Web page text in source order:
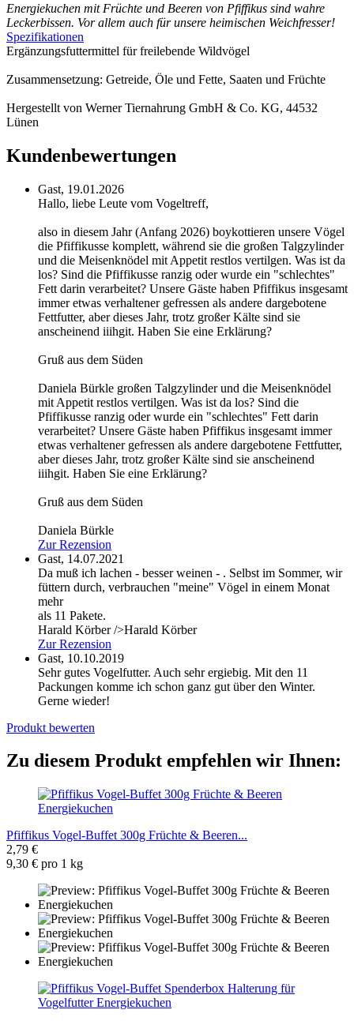
Energiekuchen mit Früchte und Beeren von Pfiffikus sind wahre
Leckerbissen. Vor allem auch für unsere heimischen Weichfresser!
Spezifikationen
Ergänzungsfuttermittel für freilebende Wildvögel
Zusammensetzung: Getreide, Öle und Fette, Saaten und Früchte
Hergestellt von Werner Tiernahrung GmbH & Co. KG, 44532
Lünen
Kundenbewertungen
Gast, 19.01.2026
Hallo, liebe Leute vom Vogeltreff,
also in diesem Jahr (Anfang 2026) boykottieren unsere Vögel
die Pfiffikusse komplett, während sie die großen Talgzylinder
und die Meisenknödel mit Appetit restlos vertilgen. Was ist da
los? Sind die Pfiffikusse ranzig oder wurde ein "schlechtes"
Fett darin verarbeitet? Unsere Gäste haben Pfiffikus insgesamt
immer etwas verhaltener gefressen als andere dargebotene
Fettfutter, aber dieses Jahr, trotz großer Kälte sind sie
anscheinend iiihgit. Haben Sie eine Erklärung?
Gruß aus dem Süden
Daniela Bürkle großen Talgzylinder und die Meisenknödel
mit Appetit restlos vertilgen. Was ist da los? Sind die
Pfiffikusse ranzig oder wurde ein "schlechtes" Fett darin
verarbeitet? Unsere Gäste haben Pfiffikus insgesamt immer
etwas verhaltener gefressen als andere dargebotene Fettfutter,
aber dieses Jahr, trotz großer Kälte sind sie anscheinend
iiihgit. Haben Sie eine Erklärung?
Gruß aus dem Süden
Daniela Bürkle
Zur Rezension
Gast, 14.07.2021
Da muß ich lachen - besser weinen - . Selbst im Sommer, wir
füttern durch, verbrauchen "meine" Vögel in einem Monat
mehr
als 11 Pakete.
Harald Körber/>Harald Körber
Zur Rezension
Gast, 10.10.2019
Sehr gutes Vogelfutter. Auch sehr ergiebig. Mit den 11
Packungen komme ich schon ganz gut über den Winter.
Gerne wieder!
Produkt bewerten
Zu diesem Produkt empfehlen wir Ihnen:
Pfiffikus Vogel-Buffet 300g Früchte & Beeren...
2,79 €
9,30 € pro 1 kg